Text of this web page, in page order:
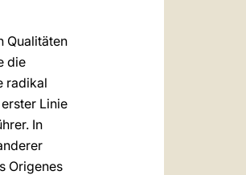
Qualitäten
die
radikal
Linie
In
Origenes